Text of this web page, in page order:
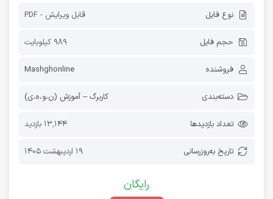
نوع فایل قابل ویرایش - PDF
حجم فایل 989 کیلوبایت
فروشنده Mashghonline
دسته‌بندی کاربرگ – آموزش (ن،و،ه،ی)
تعداد بازدیدها 13,144 بازدید
تاریخ به‌روز‌رسانی 19 اردیبهشت 1405
رایگان